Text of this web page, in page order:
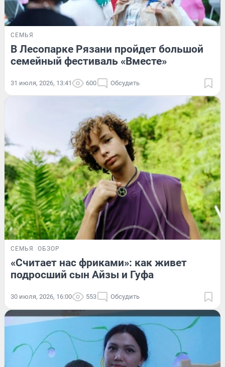
СЕМЬЯ
В Лесопарке Рязани пройдет большой
семейный фестиваль «Вместе»
31 июля, 2026, 13:41 600 Обсудить
СЕМЬЯ ОБЗОР
«Считает нас фриками»: как живет
подросший сын Айзы и Гуфа
30 июля, 2026, 16:00 553 Обсудить